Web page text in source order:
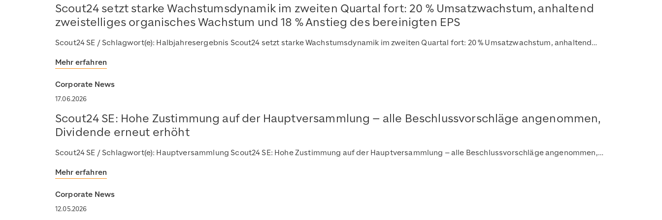
Scout24 setzt starke Wachstumsdynamik im zweiten Quartal fort: 20 % Umsatzwachstum, anhaltend
zweistelliges organisches Wachstum und 18 % Anstieg des bereinigten EPS
Scout24 SE / Schlagwort(e): Halbjahresergebnis Scout24 setzt starke Wachstumsdynamik im zweiten Quartal fort: 20 % Umsatzwachstum, anhaltend…
Mehr erfahren
Corporate News
17.06.2026
Scout24 SE: Hohe Zustimmung auf der Hauptversammlung – alle Beschlussvorschläge angenommen,
Dividende erneut erhöht
Scout24 SE / Schlagwort(e): Hauptversammlung Scout24 SE: Hohe Zustimmung auf der Hauptversammlung – alle Beschlussvorschläge angenommen,…
Mehr erfahren
Corporate News
12.05.2026